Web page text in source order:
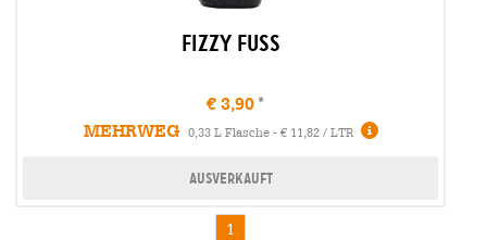
Fizzy Fuss
€ 3,90
MEHRWEG
0,33 L Flasche - € 11,82 / LTR Infos
Ausverkauft
1